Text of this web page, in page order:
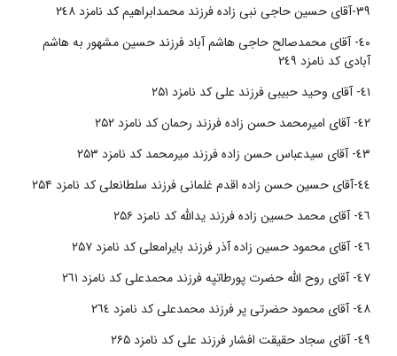
٣٩-آقای حسین حاجی نبی زاده فرزند محمدابراهیم کد نامزد ٢٤٨
٤٠- آقای محمدصالح حاجی هاشم آباد فرزند حسین مشهور به هاشم
آبادی کد نامزد ٢٤٩
٤١- آقای وحید حبیبی فرزند علی کد نامزد ۲۵۱
٤٢- آقای امیرمحمد حسن زاده فرزند رحمان کد نامزد ۲۵۲
٤٣- آقای سیدعباس حسن زاده فرزند میرمحمد کد نامزد ۲۵۳
٤٤-آقای حسین حسن زاده اقدم غلمانی فرزند سلطانعلی کد نامزد ۲۵۴
٤٦- آقای محمد حسین زاده فرزند یدالله کد نامزد ۲۵۶
٤٦- آقای محمود حسین زاده آذر فرزند بایرامعلی کد نامزد ۲۵۷
٤٧- آقای روح الله حضرت پورطاتپه فرزند محمدعلی کد نامزد ٢٦١
٤٨- آقای محمود حضرتی پر فرزند محمدعلی کد نامزد ٢٦٤
٤٩- آقای سجاد حقیقت افشار فرزند علی کد نامزد ۲۶۵